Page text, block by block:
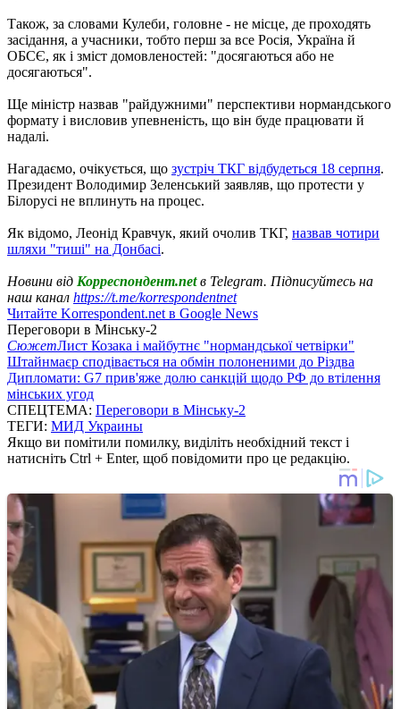
Також, за словами Кулеби, головне - не місце, де проходять
засідання, а учасники, тобто перш за все Росія, Україна й
ОБСЄ, як і зміст домовленостей: "досягаються або не
досягаються".
Ще міністр назвав "райдужними" перспективи нормандського
формату і висловив упевненість, що він буде працювати й
надалі.
Нагадаємо, очікується, що зустріч ТКГ відбудеться 18 серпня.
Президент Володимир Зеленський заявляв, що протести у
Білорусі не вплинуть на процес.
Як відомо, Леонід Кравчук, який очолив ТКГ, назвав чотири
шляхи "тиші" на Донбасі.
Новини від Корреспондент.netв Telegram. Підписуйтесь на
наш канал https://t.me/korrespondentnet
Читайте Korrespondent.net в Google News
Переговори в Мінську-2
СюжетЛист Козака і майбутнє "нормандської четвірки"
Штайнмаєр сподівається на обмін полоненими до Різдва
Дипломати: G7 прив'яже долю санкцій щодо РФ до втілення
мінських угод
СПЕЦТЕМА: Переговори в Мінську-2
ТЕГИ: МИД Украины
Якщо ви помітили помилку, виділіть необхідний текст і
натисніть Ctrl + Enter, щоб повідомити про це редакцію.